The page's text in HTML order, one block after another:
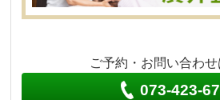
ご予約・お問い合わ
073-423-